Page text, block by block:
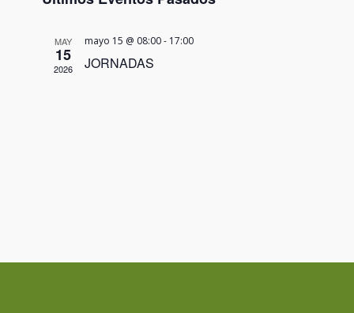
MAY
15
2026
mayo 15 @ 08:00- 17:00
JORNADAS